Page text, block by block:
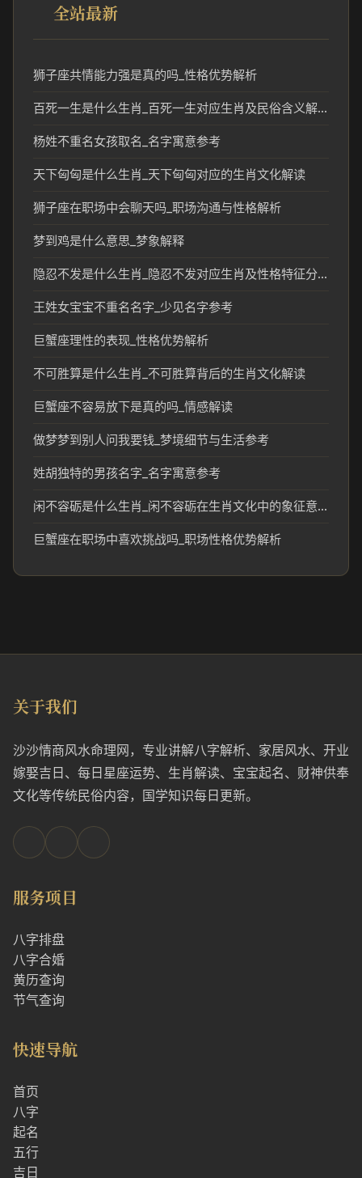
全站最新
狮子座共情能力强是真的吗_性格优势解析
百死一生是什么生肖_百死一生对应生肖及民俗含义解析
杨姓不重名女孩取名_名字寓意参考
天下匈匈是什么生肖_天下匈匈对应的生肖文化解读
狮子座在职场中会聊天吗_职场沟通与性格解析
梦到鸡是什么意思_梦象解释
隐忍不发是什么生肖_隐忍不发对应生肖及性格特征分析
王姓女宝宝不重名名字_少见名字参考
巨蟹座理性的表现_性格优势解析
不可胜算是什么生肖_不可胜算背后的生肖文化解读
巨蟹座不容易放下是真的吗_情感解读
做梦梦到别人问我要钱_梦境细节与生活参考
姓胡独特的男孩名字_名字寓意参考
闲不容砺是什么生肖_闲不容砺在生肖文化中的象征意义
巨蟹座在职场中喜欢挑战吗_职场性格优势解析
关于我们
沙沙情商风水命理网，专业讲解八字解析、家居风水、开业
嫁娶吉日、每日星座运势、生肖解读、宝宝起名、财神供奉
文化等传统民俗内容，国学知识每日更新。
服务项目
八字排盘
八字合婚
黄历查询
节气查询
快速导航
首页
八字
起名
五行
吉日